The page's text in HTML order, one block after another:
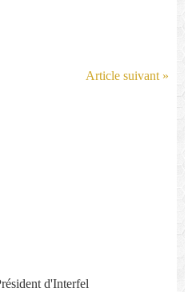
Article suivant »
d'Interfel